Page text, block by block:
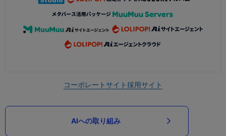
コーポレートサイト採用サイト
AIへの取り組み